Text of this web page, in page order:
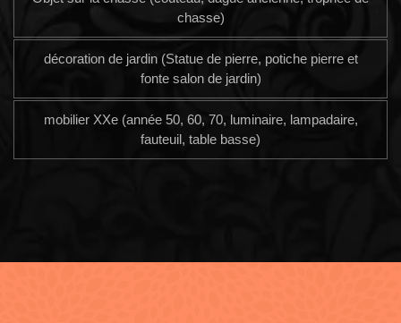
chasse)
décoration de jardin (Statue de pierre, potiche pierre et
fonte salon de jardin)
mobilier XXe (année 50, 60, 70, luminaire, lampadaire,
fauteuil, table basse)